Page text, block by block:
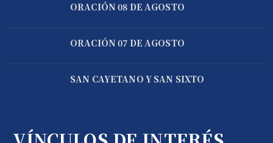
ORACIÓN 08 DE AGOSTO
ORACIÓN 07 DE AGOSTO
SAN CAYETANO Y SAN SIXTO